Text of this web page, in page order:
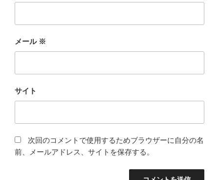
メール ※
サイト
次回のコメントで使用するためブラウザーに自分の名
前、メールアドレス、サイトを保存する。